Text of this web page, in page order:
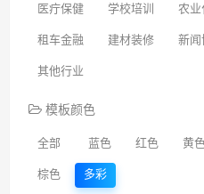
医疔保健 学校培训 农业
租车金融 建材装修 新闻
其他行业
模板颜色
全部 蓝色 红色 黄
棕色 多彩